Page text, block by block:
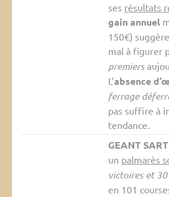
ses résultats
gain annuel
150€)
mal à figurer
premiers
L’absence
ferrage
pas suffire à
tendance.
GEANT
un palmarès
victoires et
en 101